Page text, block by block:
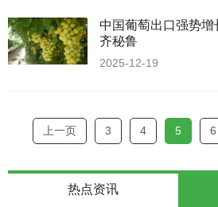
中国葡萄出口强势
齐秘鲁
2025-12-19
上一页 3 4 5 6
热点资讯